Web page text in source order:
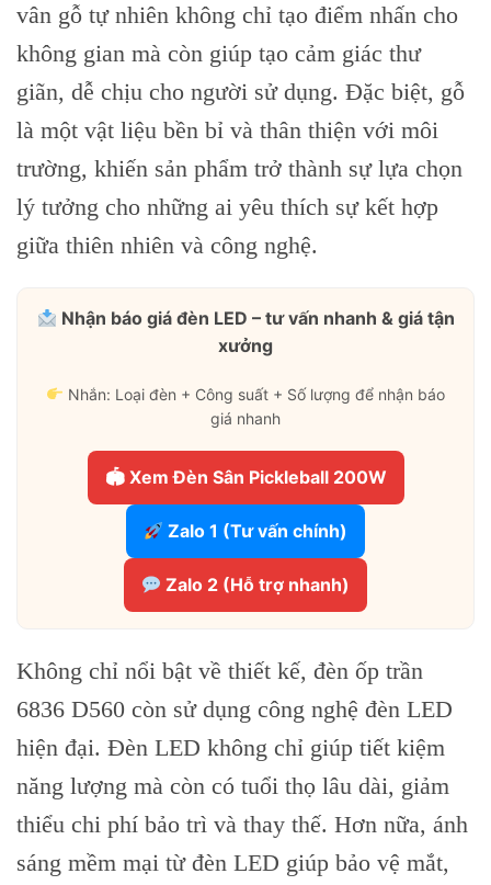
vân gỗ tự nhiên không chỉ tạo điểm nhấn cho
không gian mà còn giúp tạo cảm giác thư
giãn, dễ chịu cho người sử dụng. Đặc biệt, gỗ
là một vật liệu bền bỉ và thân thiện với môi
trường, khiến sản phẩm trở thành sự lựa chọn
lý tưởng cho những ai yêu thích sự kết hợp
giữa thiên nhiên và công nghệ.
Nhận báo giá đèn LED – tư vấn nhanh & giá tận
xưởng
Nhắn: Loại đèn + Công suất + Số lượng để nhận báo
giá nhanh
🏟 Xem Đèn Sân Pickleball 200W
Zalo 1 (Tư vấn chính)
Zalo 2 (Hỗ trợ nhanh)
Không chỉ nổi bật về thiết kế, đèn ốp trần
6836 D560 còn sử dụng công nghệ đèn LED
hiện đại. Đèn LED không chỉ giúp tiết kiệm
năng lượng mà còn có tuổi thọ lâu dài, giảm
thiểu chi phí bảo trì và thay thế. Hơn nữa, ánh
sáng mềm mại từ đèn LED giúp bảo vệ mắt,